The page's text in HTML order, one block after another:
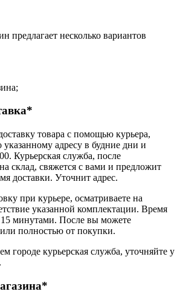
предлагает несколько вариантов
товара с помощью курьера,
адресу в будние дни и
Курьерская служба, после
склад, свяжется с вами и предложит
доставки. Уточнит адрес.
при курьере, осматриваете на
указанной комплектации. Время
15 минутами. После вы можете
или полностью от покупки.
городе курьерская служба, уточняйте у